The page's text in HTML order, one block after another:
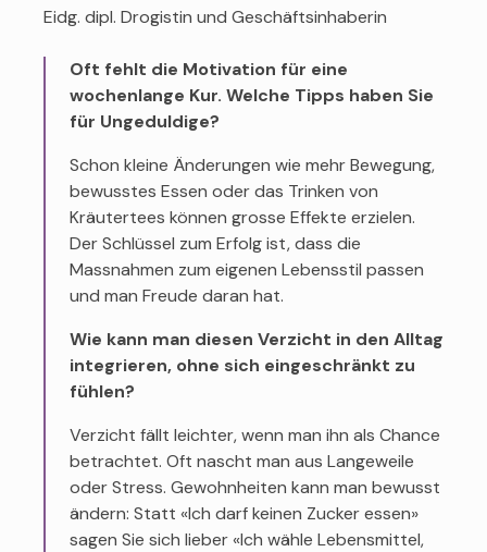
Eidg. dipl. Drogistin und Geschäftsinhaberin
Oft fehlt die Motivation für eine
wochenlange Kur. Welche Tipps haben Sie
für Ungeduldige?
Schon kleine Änderungen wie mehr Bewegung,
bewusstes Essen oder das Trinken von
Kräutertees können grosse Effekte erzielen.
Der Schlüssel zum Erfolg ist, dass die
Massnahmen zum eigenen Lebensstil passen
und man Freude daran hat.
Wie kann man diesen Verzicht in den Alltag
integrieren, ohne sich eingeschränkt zu
fühlen?
Verzicht fällt leichter, wenn man ihn als Chance
betrachtet. Oft nascht man aus Langeweile
oder Stress. Gewohnheiten kann man bewusst
ändern: Statt «Ich darf keinen Zucker essen»
sagen Sie sich lieber «Ich wähle Lebensmittel,